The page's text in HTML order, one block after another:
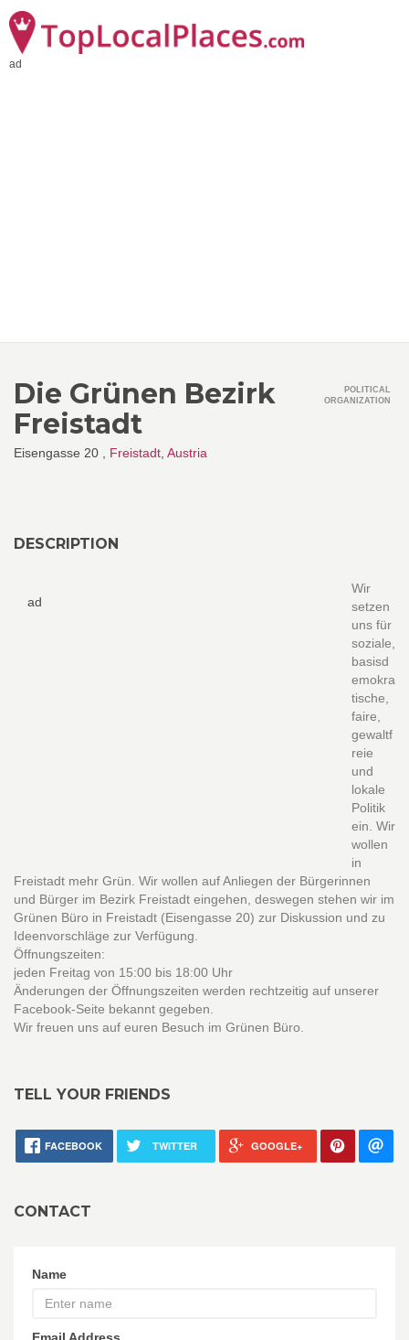
ad
Die Grünen Bezirk
Freistadt
Eisengasse 20 , Freistadt Austria
POLITICAL
ORGANIZATION
DESCRIPTION
ad
Wir
setzen
uns für
soziale,
basisd
emokra
tische,
faire,
gewaltf
reie
und
lokale
Politik
ein. Wir
wollen
in
Freistadt mehr Grün. Wir wollen auf Anliegen der Bürgerinnen
und Bürger im Bezirk Freistadt eingehen, deswegen stehen wir im
Grünen Büro in Freistadt (Eisengasse 20) zur Diskussion und zu
Ideenvorschläge zur Verfügung.
Öffnungszeiten:
jeden Freitag von 15:00 bis 18:00 Uhr
Änderungen der Öffnungszeiten werden rechtzeitig auf unserer
Facebook-Seite bekannt gegeben.
Wir freuen uns auf euren Besuch im Grünen Büro.
TELL YOUR FRIENDS
FACEBOOK TWITTER GOOGLE+
CONTACT
Name